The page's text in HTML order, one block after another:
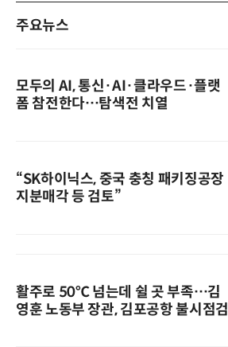
주요뉴스
모두의 AI, 통신·AI·클라우드·플랫
폼 참전한다…탐색전 치열
“SK하이닉스, 중국 충칭 패키징공장
지분매각 등 검토”
활주로 50℃ 넘는데 쉴 곳 부족…김
영훈 노동부 장관, 김포공항 불시점검